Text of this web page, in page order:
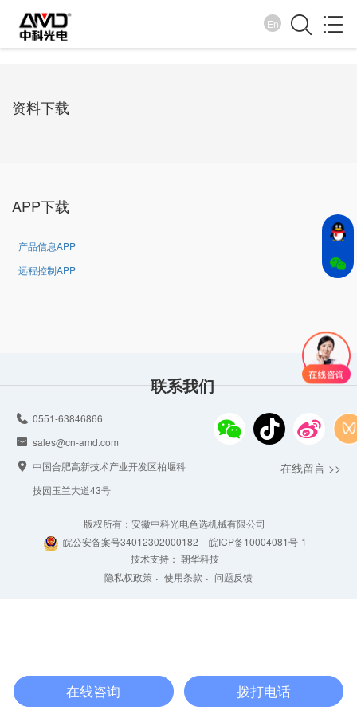
En
资料下载
APP下载
产品信息APP
远程控制APP
联系我们
0551-63846866
sales@cn-amd.com
中国合肥高新技术产业开发区柏堰科
技园玉兰大道43号
在线留言 >>
版权所有：安徽中科光电色选机械有限公司
皖公安备案号34012302000182
皖ICP备10004081号-1
技术支持： 朝华科技
隐私权政策
使用条款 问题反馈
在线咨询 拨打电话